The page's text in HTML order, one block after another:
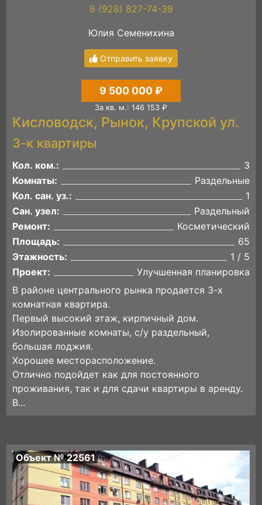
8 (928) 827-74-39
Юлия Семенихина
Отправить заявку
9 500 000 ₽
За кв. м.: 146 153 ₽
Кисловодск, Рынок, Крупской ул.
3-к квартиры
Кол. ком.:
3
Комнаты:
Раздельные
Кол. сан. уз.:
1
Сан. узел:
Раздельный
Ремонт:
Косметический
Площадь:
65
Этажность:
1 / 5
Проект:
Улучшенная планировка
В районе центрального рынка продается 3-х
комнатная квартира.
Первый высокий этаж, кирпичный дом.
Изолированные комнаты, с/у раздельный,
большая лоджия.
Хорошее месторасположение.
Отлично подойдет как для постоянного
проживания, так и для сдачи квартиры в аренду.
В...
Объект № 22561